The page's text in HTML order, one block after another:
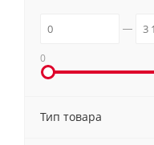
0
Тип товара